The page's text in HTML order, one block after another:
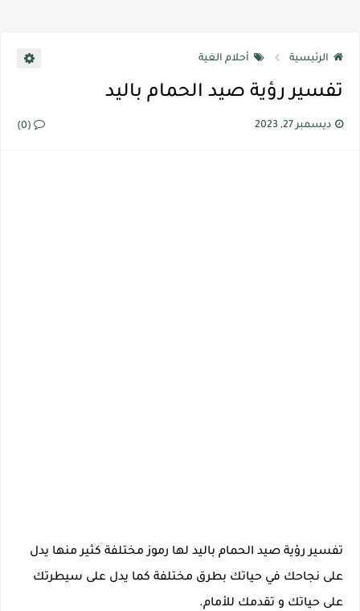
الرئيسية أحلام الغية
تفسير رؤية صيد الحمام باليد
ديسمبر 27, 2023 (0)
تفسير رؤية صيد الحمام باليد لها رموز مختلفة كثير منها يدل
على نجاحك في حياتك بطرق مختلفة كما يدل على سيطرتك
على حياتك و تقدمك للأمام.